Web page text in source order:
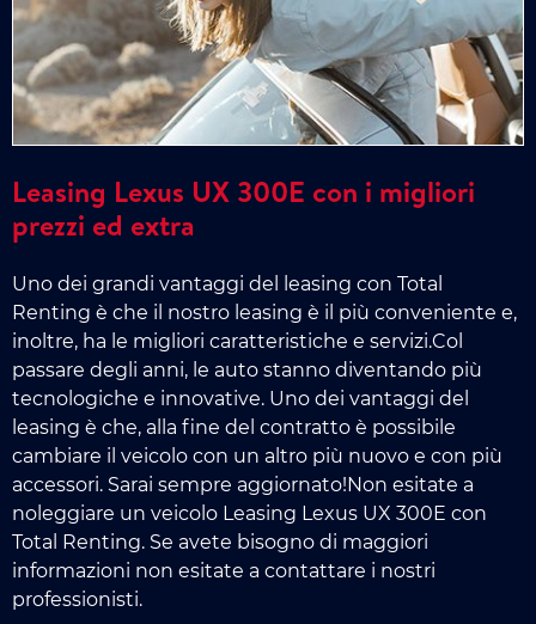
Leasing Lexus UX 300E con i migliori
prezzi ed extra
Uno dei grandi vantaggi del leasing con Total
Renting è che il nostro leasing è il più conveniente e,
inoltre, ha le migliori caratteristiche e servizi.Col
passare degli anni, le auto stanno diventando più
tecnologiche e innovative. Uno dei vantaggi del
leasing è che, alla fine del contratto è possibile
cambiare il veicolo con un altro più nuovo e con più
accessori. Sarai sempre aggiornato!Non esitate a
noleggiare un veicolo Leasing Lexus UX 300E con
Total Renting. Se avete bisogno di maggiori
informazioni non esitate a contattare i nostri
professionisti.